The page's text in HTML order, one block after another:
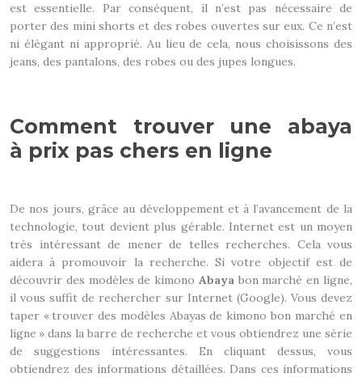
est essentielle. Par conséquent, il n’est pas nécessaire de
porter des mini shorts et des robes ouvertes sur eux. Ce n’est
ni élégant ni approprié. Au lieu de cela, nous choisissons des
jeans, des pantalons, des robes ou des jupes longues.
Comment trouver une abaya
à prix pas chers en ligne
De nos jours, grâce au développement et à l’avancement de la
technologie, tout devient plus gérable. Internet est un moyen
très intéressant de mener de telles recherches. Cela vous
aidera à promouvoir la recherche. Si votre objectif est de
découvrir des modèles de kimono Abayabon marché en ligne,
il vous suffit de rechercher sur Internet (Google). Vous devez
taper « trouver des modèles Abayas de kimono bon marché en
ligne » dans la barre de recherche et vous obtiendrez une série
de suggestions intéressantes. En cliquant dessus, vous
obtiendrez des informations détaillées. Dans ces informations